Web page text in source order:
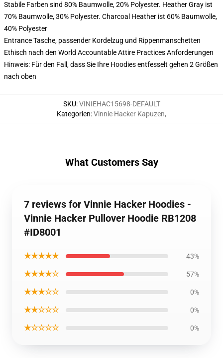
Stabile Farben sind 80% Baumwolle, 20% Polyester. Heather Gray ist
70% Baumwolle, 30% Polyester. Charcoal Heather ist 60% Baumwolle,
40% Polyester
Entrance Tasche, passender Kordelzug und Rippenmanschetten
Ethisch nach den World Accountable Attire Practices Anforderungen
Hinweis: Für den Fall, dass Sie Ihre Hoodies entfesselt gehen 2 Größen
nach oben
SKU:VINIEHAC15698-DEFAULT
Kategorien:Vinnie Hacker Kapuzen,
What Customers Say
7 reviews for Vinnie Hacker Hoodies -
Vinnie Hacker Pullover Hoodie RB1208
#ID8001
★★★★★ 43%
★★★★☆ 57%
★★★☆☆ 0%
★★☆☆☆ 0%
★☆☆☆☆ 0%